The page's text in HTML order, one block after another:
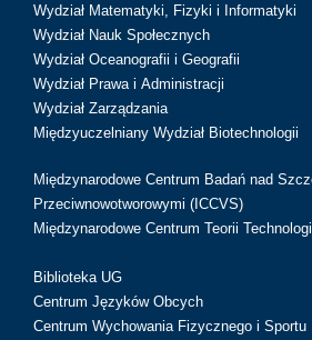
Wydział Matematyki, Fizyki i Informatyki
Wydział Nauk Społecznych
Wydział Oceanografii i Geografii
Wydział Prawa i Administracji
Wydział Zarządzania
Międzyuczelniany Wydział Biotechnologii
Międzynarodowe Centrum Badań nad
Przeciwnowotworowymi (ICCVS)
Międzynarodowe Centrum Teorii
Biblioteka UG
Centrum Języków Obcych
Centrum Wychowania Fizycznego i Sportu